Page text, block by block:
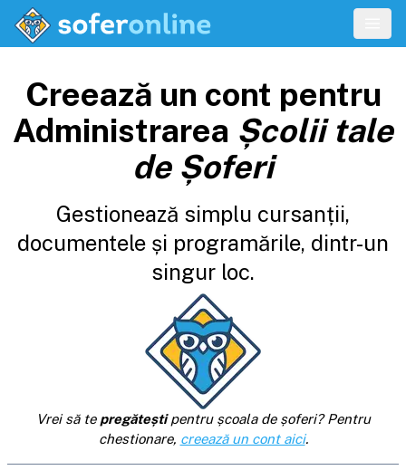
Creează un cont pentru
Administrarea Școlii tale
de Șoferi
Gestionează simplu cursanții,
documentele și programările, dintr-un
singur loc.
Vrei să te pregăteștipentru școala de șoferi? Pentru
chestionare, creează un cont aici.